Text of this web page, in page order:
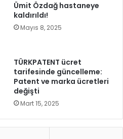
Ümit Özdağ hastaneye
kaldırıldı!
Mayıs 8, 2025
TÜRKPATENT ücret
tarifesinde güncelleme:
Patent ve marka ücretleri
değişti
Mart 15, 2025